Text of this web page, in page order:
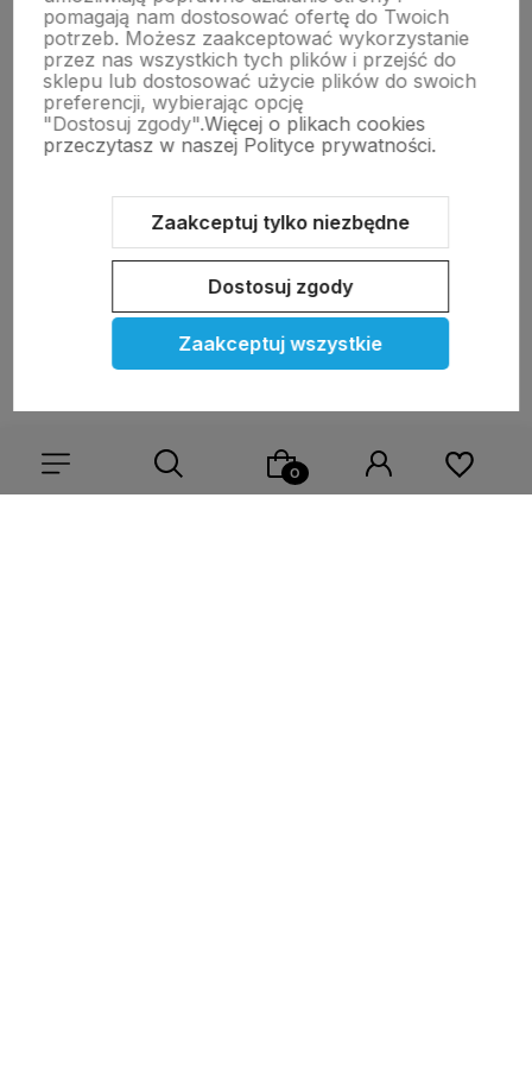
Zapisz się na nasz newsletter – Wpisz adres e-mail
polityce prywatności
Pomoc
pomagają nam dostosować ofertę do Twoich
potrzeb. Możesz zaakceptować wykorzystanie
przez nas wszystkich tych plików i przejść do
sklepu lub dostosować użycie plików do swoich
preferencji, wybierając opcję
"Dostosuj zgody".Więcej o plikach cookies
przeczytasz w naszej Polityce prywatności.
Zaakceptuj tylko niezbędne
Dostosuj zgody
Zaakceptuj wszystkie